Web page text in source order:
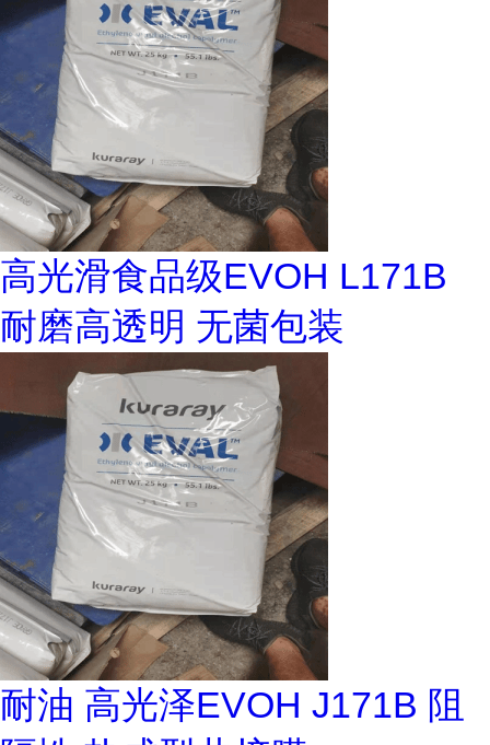
高光滑食品级EVOH L171B
耐磨高透明 无菌包装
耐油 高光泽EVOH J171B 阻